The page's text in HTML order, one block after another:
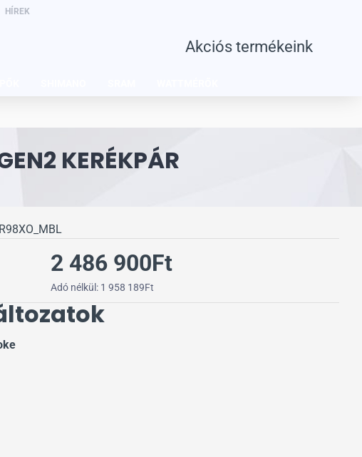
HÍREK
Akciós termékeink
KERÉKPÁR
2 486 900Ft
Adó nélkül: 1 958 189Ft